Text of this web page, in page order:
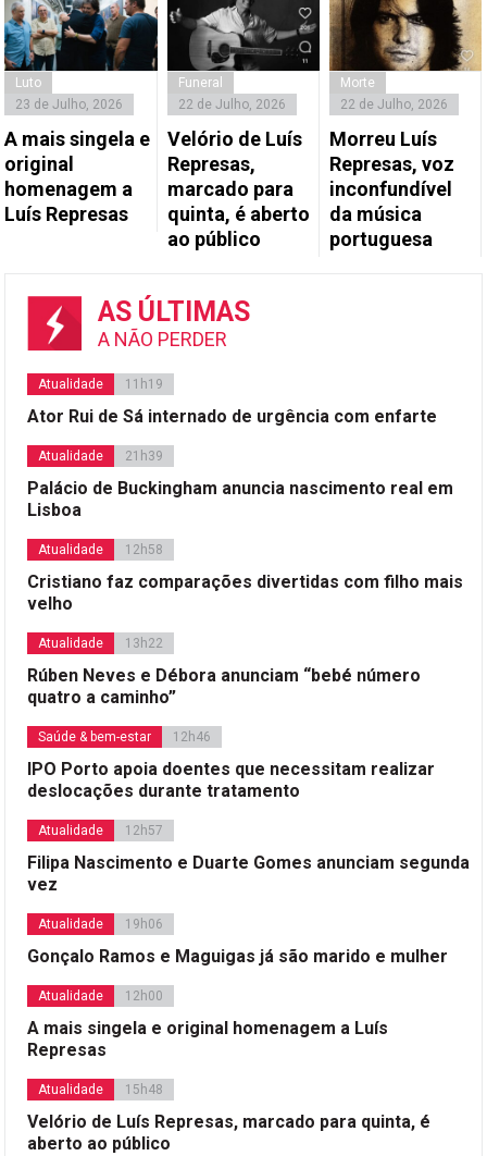
Luto
23 de Julho, 2026
A mais singela e
original
homenagem a
Luís Represas
Funeral
22 de Julho, 2026
Velório de Luís
Represas,
marcado para
quinta, é aberto
ao público
Morte
22 de Julho, 2026
Morreu Luís
Represas, voz
inconfundível
da música
portuguesa
AS ÚLTIMAS
A NÃO PERDER
Atualidade 11h19
Ator Rui de Sá internado de urgência com enfarte
Atualidade 21h39
Palácio de Buckingham anuncia nascimento real em
Lisboa
Atualidade 12h58
Cristiano faz comparações divertidas com filho mais
velho
Atualidade 13h22
Rúben Neves e Débora anunciam “bebé número
quatro a caminho”
Saúde & bem-estar 12h46
IPO Porto apoia doentes que necessitam realizar
deslocações durante tratamento
Atualidade 12h57
Filipa Nascimento e Duarte Gomes anunciam segunda
vez
Atualidade 19h06
Gonçalo Ramos e Maguigas já são marido e mulher
Atualidade 12h00
A mais singela e original homenagem a Luís
Represas
Atualidade 15h48
Velório de Luís Represas, marcado para quinta, é
aberto ao público